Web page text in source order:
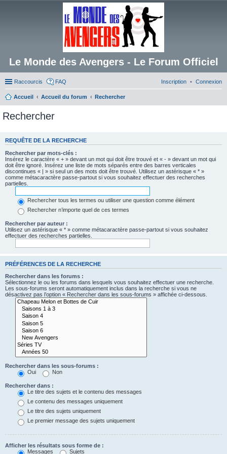
Le Monde des Avengers - Le Forum Officiel
Raccourcis FAQ Connexion
Inscription
Accueil Accueil du forum Rechercher
Rechercher
REQUÊTE DE LA RECHERCHE
Rechercher par mots-clés :
Insérez le caractère « + » devant un mot qui doit être trouvé et « - » devant un mot qui
doit être ignoré. Insérez une liste de mots séparés entre des barres verticales
discontinues « | » si seul un des mots doit être trouvé. Utilisez un astérisque « * »
comme métacaractère passe-partout si vous souhaitez effectuer des recherches
partielles.
Rechercher tous les termes ou utiliser une question comme élément
Rechercher n’importe quel de ces termes
Rechercher par auteur :
Utilisez un astérisque « * » comme métacaractère passe-partout si vous souhaitez
effectuer des recherches partielles.
PRÉFÉRENCES DE LA RECHERCHE
Rechercher dans les forums :
Sélectionnez le ou les forums dans lesquels vous souhaitez effectuer une recherche.
Les sous-forums seront automatiquement inclus dans la recherche si vous ne
désactivez pas l’option « Rechercher dans les sous-forums » affichée ci-dessous.
Rechercher dans les sous-forums :
Oui
Non
Rechercher dans :
Le titre des sujets et le contenu des messages
Le contenu des messages uniquement
Le titre des sujets uniquement
Le premier message des sujets uniquement
Afficher les résultats sous forme de :
Messages
Sujets